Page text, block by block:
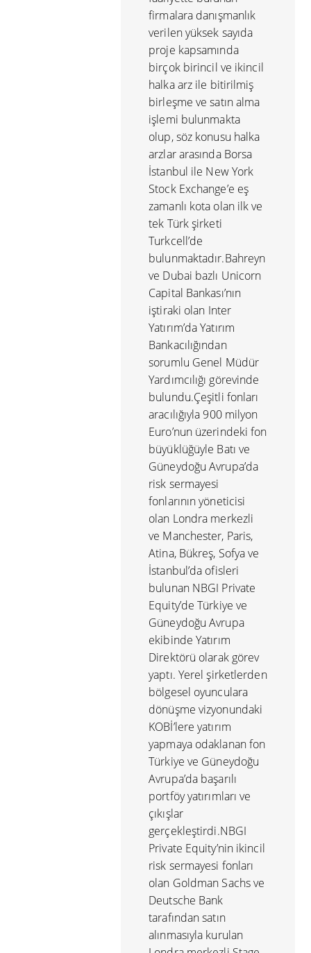
firmalara danışmanlık
verilen yüksek sayıda
proje kapsamında
birçok birincil ve ikincil
halka arz ile bitirilmiş
birleşme ve satın alma
işlemi bulunmakta
olup, söz konusu halka
arzlar arasında Borsa
İstanbul ile New York
Stock Exchange’e eş
zamanlı kota olan ilk ve
tek Türk şirketi
Turkcell’de
bulunmaktadır.Bahreyn
ve Dubai bazlı Unicorn
Capital Bankası’nın
iştiraki olan Inter
Yatırım’da Yatırım
Bankacılığından
sorumlu Genel Müdür
Yardımcılığı görevinde
bulundu.Çeşitli fonları
aracılığıyla 900 milyon
Euro’nun üzerindeki fon
büyüklüğüyle Batı ve
Güneydoğu Avrupa’da
risk sermayesi
fonlarının yöneticisi
olan Londra merkezli
ve Manchester, Paris,
Atina, Bükreş, Sofya ve
İstanbul’da ofisleri
bulunan NBGI Private
Equity’de Türkiye ve
Güneydoğu Avrupa
ekibinde Yatırım
Direktörü olarak görev
yaptı. Yerel şirketlerden
bölgesel oyunculara
dönüşme vizyonundaki
KOBİ’lere yatırım
yapmaya odaklanan fon
Türkiye ve Güneydoğu
Avrupa’da başarılı
portföy yatırımları ve
çıkışlar
gerçekleştirdi.NBGI
Private Equity’nin ikincil
risk sermayesi fonları
olan Goldman Sachs ve
Deutsche Bank
tarafından satın
alınmasıyla kurulan